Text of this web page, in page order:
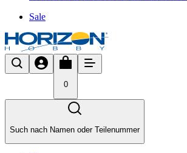
Sale
0
Such nach Namen oder Teilenummer